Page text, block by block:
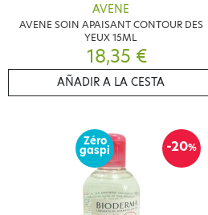
AVENE
AVENE SOIN APAISANT CONTOUR DES
YEUX 15ML
18,35 €
AÑADIR A LA CESTA
-20%
Zéro
gaspi